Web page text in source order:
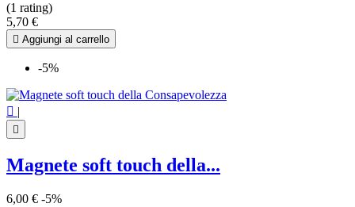
(1 rating)
5,70 €
 Aggiungi al carrello
-5%
 |

Magnete soft touch della...
6,00 € -5%